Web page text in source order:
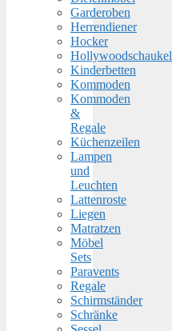
Garderoben
Herrendiener
Hocker
Hollywoodschaukel
Kinderbetten
Kommoden
Kommoden
&
Regale
Küchenzeilen
Lampen
und
Leuchten
Lattenroste
Liegen
Matratzen
Möbel
Sets
Paravents
Regale
Schirmständer
Schränke